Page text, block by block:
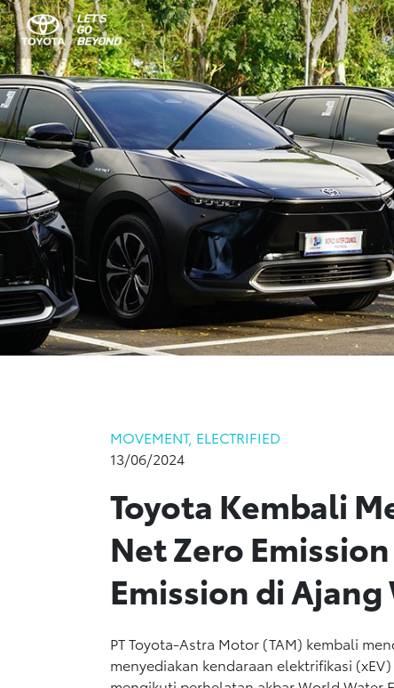
Hybrid Electric Vehicle
Battery Electric Vehicle
Plug-Plug-In Electric Vehicle
MOVEMENT, ELECTRIFIED
13/06/2024
Toyota Kembali
Net Zero
Emission di
PT Toyota-Astra Motor (TAM) kembali
menyediakan kendaraan elektrifikasi